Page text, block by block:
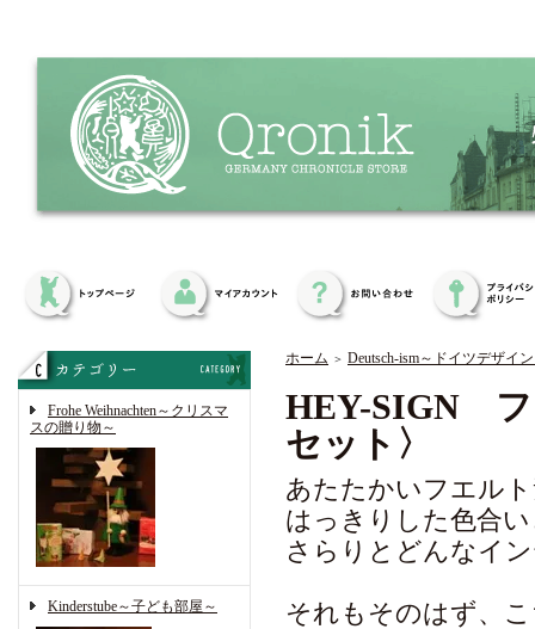
Frohe Weihnachten～クリスマ
スの贈り物～
Kinderstube～子ども部屋～
ホーム ＞ Deutsch-ism～ドイツデザイ
HEY-SIGN
セット〉
あたたかいフエル
はっきりした色合
さらりとどんなイ
それもそのはず、